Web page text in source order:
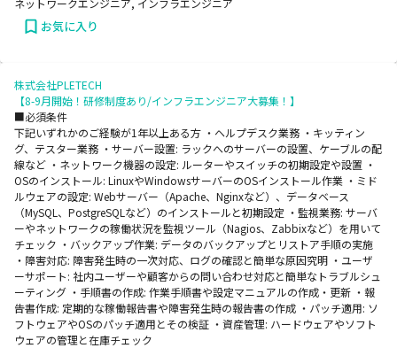
お気に入り
株式会社PLETECH
【8-9月開始！研修制度あり/インフラエンジニア大募集！】
■必須条件
下記いずれかのご経験が1年以上ある方 ・ヘルプデスク業務 ・キッティン
グ、テスター業務 ・サーバー設置: ラックへのサーバーの設置、ケーブルの配
線など ・ネットワーク機器の設定: ルーターやスイッチの初期設定や設置 ・
OSのインストール: LinuxやWindowsサーバーのOSインストール作業 ・ミド
ルウェアの設定: Webサーバー（Apache、Nginxなど）、データベース
（MySQL、PostgreSQLなど）のインストールと初期設定 ・監視業務: サーバ
ーやネットワークの稼働状況を監視ツール（Nagios、Zabbixなど）を用いて
チェック ・バックアップ作業: データのバックアップとリストア手順の実施
・障害対応: 障害発生時の一次対応、ログの確認と簡単な原因究明 ・ユーザ
ーサポート: 社内ユーザーや顧客からの問い合わせ対応と簡単なトラブルシュ
ーティング ・手順書の作成: 作業手順書や設定マニュアルの作成・更新 ・報
告書作成: 定期的な稼働報告書や障害発生時の報告書の作成 ・パッチ適用: ソ
フトウェアやOSのパッチ適用とその検証 ・資産管理: ハードウェアやソフト
ウェアの管理と在庫チェック